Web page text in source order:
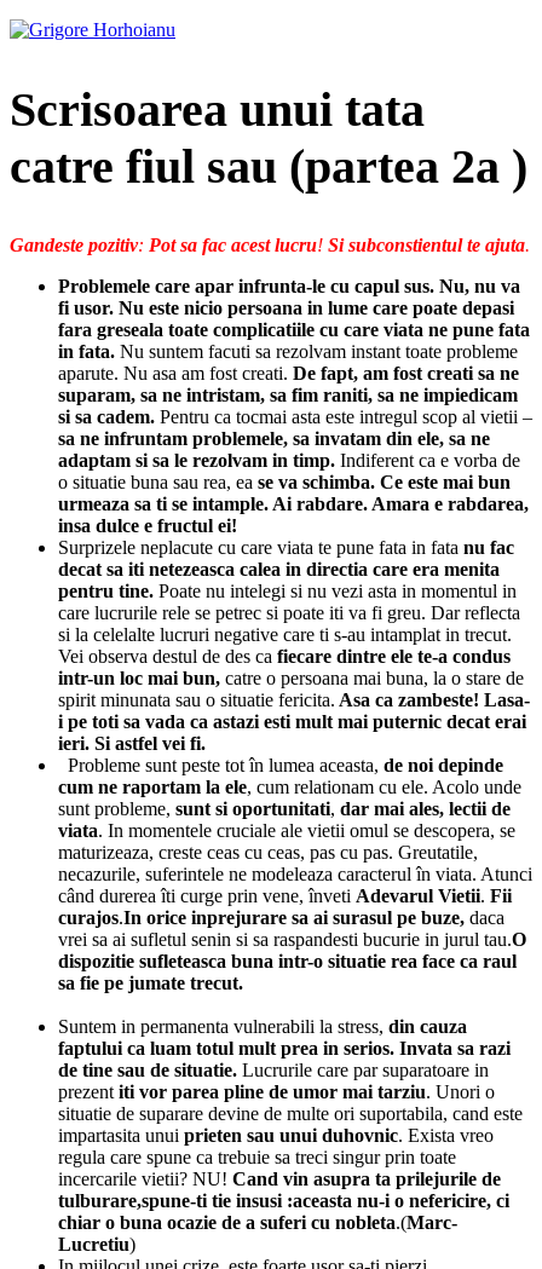
Scrisoarea unui tata
catre fiul sau (partea 2a )
Gandeste pozitiv: Pot sa fac acest lucru! Si subconstientul te ajuta.
Problemele care apar infrunta-le cu capul sus. Nu, nu va
fi usor. Nu este nicio persoana in lume care poate depasi
fara greseala toate complicatiile cu care viata ne pune fata
in fata. Nu suntem facuti sa rezolvam instant toate probleme
aparute. Nu asa am fost creati. De fapt, am fost creati sa ne
suparam, sa ne intristam, sa fim raniti, sa ne impiedicam
si sa cadem. Pentru ca tocmai asta este intregul scop al vietii –
sa ne infruntam problemele, sa invatam din ele, sa ne
adaptam si sa le rezolvam in timp. Indiferent ca e vorba de
o situatie buna sau rea, ea se va schimba. Ce este mai bun
urmeaza sa ti se intample. Ai rabdare. Amara e rabdarea,
insa dulce e fructul ei!
Surprizele neplacute cu care viata te pune fata in fata nu fac
decat sa iti netezeasca calea in directia care era menita
pentru tine. Poate nu intelegi si nu vezi asta in momentul in
care lucrurile rele se petrec si poate iti va fi greu. Dar reflecta
si la celelalte lucruri negative care ti s-au intamplat in trecut.
Vei observa destul de des ca fiecare dintre ele te-a condus
intr-un loc mai bun, catre o persoana mai buna, la o stare de
spirit minunata sau o situatie fericita. Asa ca zambeste! Lasa-
i pe toti sa vada ca astazi esti mult mai puternic decat erai
ieri. Si astfel vei fi.
Probleme sunt peste tot în lumea aceasta, de noi depinde
cum ne raportam la ele, cum relationam cu ele. Acolo unde
sunt probleme, sunt si oportunitati, dar mai ales, lectii de
viata. In momentele cruciale ale vietii omul se descopera, se
maturizeaza, creste ceas cu ceas, pas cu pas. Greutatile,
necazurile, suferintele ne modeleaza caracterul în viata. Atunci
când durerea îti curge prin vene, înveti Adevarul Vietii. Fii
curajos.In orice inprejurare sa ai surasul pe buze, daca
vrei sa ai sufletul senin si sa raspandesti bucurie in jurul tau.O
dispozitie sufleteasca buna intr-o situatie rea face ca raul
sa fie pe jumate trecut.
Suntem in permanenta vulnerabili la stress, din cauza
faptului ca luam totul mult prea in serios. Invata sa razi
de tine sau de situatie. Lucrurile care par suparatoare in
prezent iti vor parea pline de umor mai tarziu. Unori o
situatie de suparare devine de multe ori suportabila, cand este
impartasita unui prieten sau unui duhovnic. Exista vreo
regula care spune ca trebuie sa treci singur prin toate
incercarile vietii? NU! Cand vin asupra ta prilejurile de
tulburare,spune-ti tie insusi :aceasta nu-i o nefericire, ci
chiar o buna ocazie de a suferi cu nobleta.(Marc-
Lucretiu)